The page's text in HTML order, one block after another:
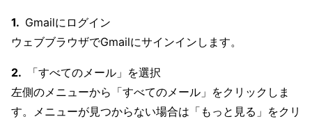
Gmailにログイン
ウェブブラウザでGmailにサインインします。
「すべてのメール」を選択
左側のメニューから「すべてのメール」をクリックしま
す。メニューが見つからない場合は「もっと見る」をクリ